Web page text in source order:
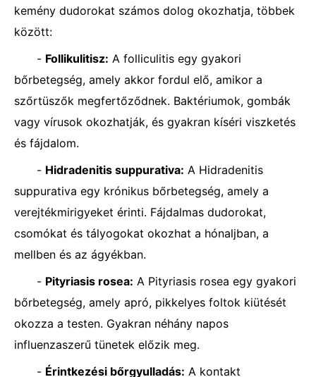
kemény dudorokat számos dolog okozhatja, többek
között:
- Follikulitisz: A folliculitis egy gyakori
bőrbetegség, amely akkor fordul elő, amikor a
szőrtüszők megfertőződnek. Baktériumok, gombák
vagy vírusok okozhatják, és gyakran kíséri viszketés
és fájdalom.
- Hidradenitis suppurativa: A Hidradenitis
suppurativa egy krónikus bőrbetegség, amely a
verejtékmirigyeket érinti. Fájdalmas dudorokat,
csomókat és tályogokat okozhat a hónaljban, a
mellben és az ágyékban.
- Pityriasis rosea: A Pityriasis rosea egy gyakori
bőrbetegség, amely apró, pikkelyes foltok kiütését
okozza a testen. Gyakran néhány napos
influenzaszerű tünetek előzik meg.
- Érintkezési bőrgyulladás: A kontakt